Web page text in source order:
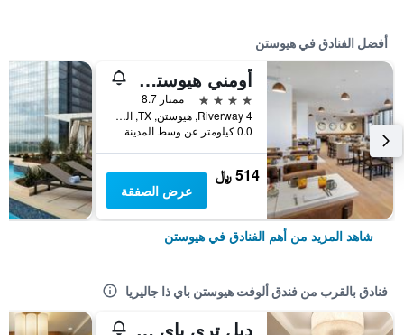
أفضل الفنادق في هيوستن
أومني هيوستن هوتل
4 نجوم
ممتاز 8.7
4 Riverway, هيوستن, TX, الولايات المتحدة الأميريكية
0.0 كيلومتر عن وسط المدينة
514 ﷼
عرض الصفقة
شاهد المزيد من أهم الفنادق في هيوستن
فنادق بالقرب من فندق ألوفت هيوستن باي ذا جاليريا
دبل تري باي هيلتون هوتل آند سويتس هيوستن باي ذا جاليريا